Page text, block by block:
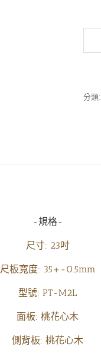
分類:
-規格-
尺寸: 23吋
尺板寬度: 35+-0.5mm
型號: PT-M2L
面板: 桃花心木
側背板: 桃花心木